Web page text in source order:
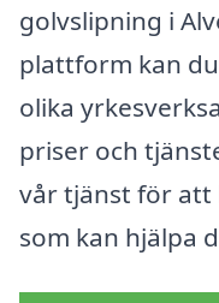
golvslipning i
plattform kan
olika
priser och
vår tjänst för
som kan hjälpa